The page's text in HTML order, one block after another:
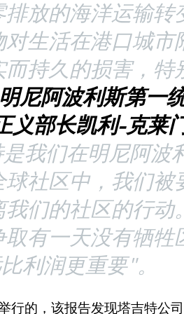
放的海洋运输转
生活在港口城市
持久的损害，特
明尼阿波利斯第一
义部长凯利-克莱
我们在明尼阿波
社区中，我们被
们的社区的行动
有一天没有牺牲
利润更重要"。
行的，该报告发现塔吉特公